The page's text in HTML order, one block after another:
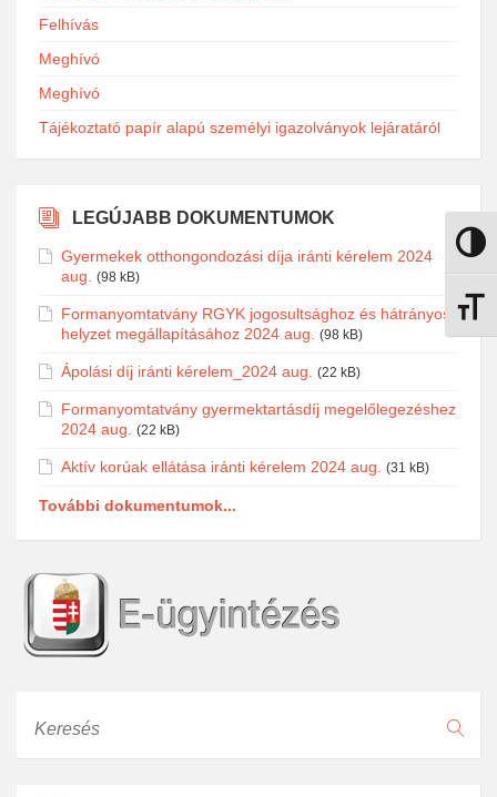
Nagy
Felhívás
Meghívó
Meghívó
Tájékoztató papír alapú személyi igazolványok lejáratáról
LEGÚJABB DOKUMENTUMOK
Gyermekek otthongondozási díja iránti kérelem 2024
aug.
(98 kB)
Formanyomtatvány RGYK jogosultsághoz és hátrányos
helyzet megállapításához 2024 aug.
(98 kB)
Ápolási díj iránti kérelem_2024 aug. (22 kB)
Formanyomtatvány gyermektartásdíj megelőlegezéshez
2024 aug.
(22 kB)
Aktív korúak ellátása iránti kérelem 2024 aug. (31 kB)
További dokumentumok...